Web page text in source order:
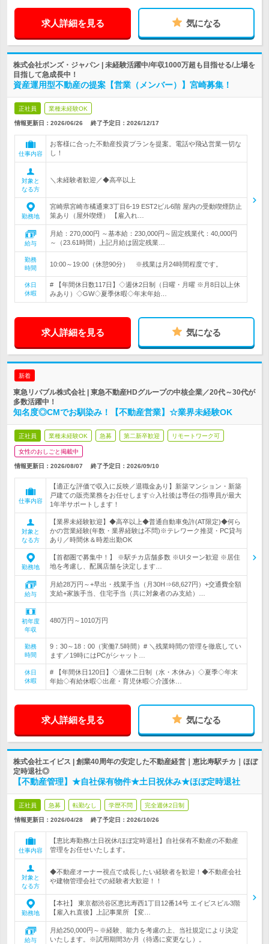
求人詳細を見る 気になる
株式会社ボンズ・ジャパン | 未経験活躍中/年収1000万超も目指せる/上場を
目指して急成長中！
資産運用型不動産の提案【営業（メンバー）】宮崎募集！
正社員 業種未経験OK
情報更新日：2026/06/26 終了予定日： 2026/12/17
仕事内容
お客様に合った不動産投資プランを提案。電話や飛込営業一切な
し！
対象と
なる方
＼未経験者歓迎／◆高卒以上
勤務地
宮崎県宮崎市橘通東3丁目6-19 EST2ビル6階 屋内の受動喫煙防止
策あり（屋外喫煙） 【雇入れ…
給与
月給：270,000円 ～基本給：230,000円～固定残業代：40,000円
～（23.61時間）上記月給は固定残業…
勤務
時間
10:00～19:00（休憩90分） ※残業は月24時間程度です。
休日
休暇
# 【年間休日数117日】◇週休2日制（日曜・月曜 ※月8日以上休
みあり）◇GW◇夏季休暇◇年末年始…
求人詳細を見る 気になる
新着
東急リバブル株式会社 | 東急不動産HDグループの中核企業／20代～30代が
多数活躍中！
知名度◎CMでお馴染み！【不動産営業】☆業界未経験OK
正社員 業種未経験OK 急募 第二新卒歓迎 リモートワーク可
女性のおしごと掲載中
情報更新日：2026/08/07 終了予定日： 2026/09/10
仕事内容
【適正な評価で収入に反映／退職金あり】新築マンション・新築
戸建ての販売業務をお任せします☆入社後は専任の指導員が最大
1年半サポートします！
対象と
なる方
【業界未経験歓迎】◆高卒以上◆普通自動車免許(AT限定)◆何ら
かの営業経験(年数・業界経験は不問)※テレワーク推奨・PC貸与
あり／時間休＆時差出勤OK
勤務地
【首都圏で募集中！】 ※駅チカ店舗多数 ※UIターン歓迎 ※居住
地を考慮し、配属店舗を決定します…
給与
月給28万円～+早出・残業手当（月30H⇒68,627円）+交通費全額
支給+家族手当、住宅手当（共に対象者のみ支給）…
初年度
年収
480万円～1010万円
勤務
時間
9：30～18：00（実働7.5時間）# ＼残業時間の管理を徹底してい
ます／19時にはPCがシャット…
休日
休暇
# 【年間休日120日】◇週休二日制（水・木休み）◇夏季◇年末
年始◇有給休暇◇出産・育児休暇◇介護休…
求人詳細を見る 気になる
株式会社エイビス | 創業40周年の安定した不動産経営｜恵比寿駅チカ｜ほぼ
定時退社◎
【不動産管理】★自社保有物件★土日祝休み★ほぼ定時退社
正社員 急募 転勤なし 学歴不問 完全週休2日制
情報更新日：2026/04/28 終了予定日： 2026/10/26
仕事内容
【恵比寿勤務/土日祝休/ほぼ定時退社】自社保有不動産の不動産
管理をお任せいたします。
対象と
なる方
◆不動産オーナー視点で成長したい経験者を歓迎！◆不動産会社
や建物管理会社での経験者大歓迎！！
勤務地
【本社】 東京都渋谷区恵比寿西1丁目12番14号 エイビスビル3階
【雇入れ直後】上記事業所 【変…
給与
月給250,000円～※経験、能力を考慮の上、当社規定により決定
いたします。※試用期間3か月（待遇に変更なし）。